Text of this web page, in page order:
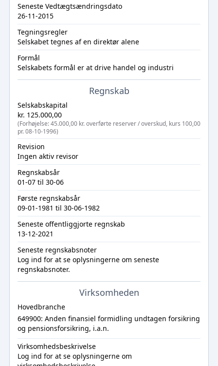
Seneste Vedtægtsændringsdato
26-11-2015
Tegningsregler
Selskabet tegnes af en direktør alene
Formål
Selskabets formål er at drive handel og industri
Regnskab
Selskabskapital
kr. 125.000,00
(Forhøjelse: 45.000,00 kr. overførte reserver / overskud, kurs 100,00
pr. 08-10-1996)
Revision
Ingen aktiv revisor
Regnskabsår
01-07 til 30-06
Første regnskabsår
09-01-1981 til 30-06-1982
Seneste offentliggjorte regnskab
13-12-2021
Seneste regnskabsnoter
Log ind for at se oplysningerne om seneste
regnskabsnoter.
Virksomheden
Hovedbranche
649900: Anden finansiel formidling undtagen forsikring
og pensionsforsikring, i.a.n.
Virksomhedsbeskrivelse
Log ind for at se oplysningerne om